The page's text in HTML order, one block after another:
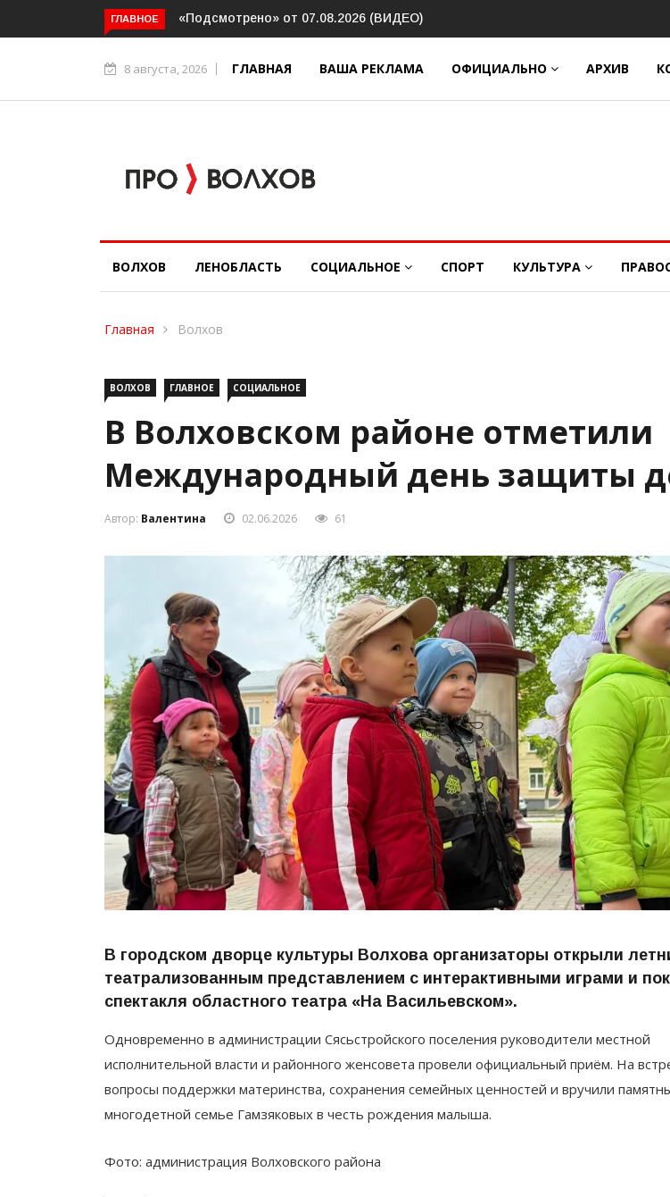
ГЛАВНОЕ
от 07.08.2026 (ВИДЕО)Волховский шлюз отметил вековой
юбилей
8 августа, 2026 ГЛАВНАЯ ВАША РЕКЛАМА ОФИЦИАЛЬНО АРХИВ
ВОЛХОВ ЛЕНОБЛАСТЬ СОЦИАЛЬНОЕ СПОРТ КУЛЬТУРА
Главная Волхов
ВОЛХОВ ГЛАВНОЕ СОЦИАЛЬНОЕ
В Волховском районе отметили
Международный день защиты
Автор: Валентина 02.06.2026 61
В городском дворце культуры Волхова организаторы открыли
театрализованным представлением с интерактивными играми и
спектакля областного театра «На Васильевском».
Одновременно в администрации Сясьстройского поселения руководители местной
исполнительной власти и районного женсовета провели официальный приём. На
вопросы поддержки материнства, сохранения семейных ценностей и вручили
многодетной семье Гамзяковых в честь рождения малыша.
Фото: администрация Волховского района